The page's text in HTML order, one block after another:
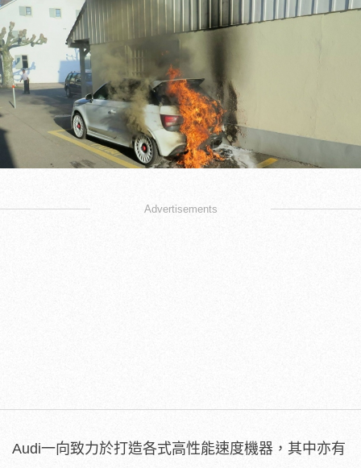
Advertisements
Audi一向致力於打造各式高性能速度機器，其中亦有